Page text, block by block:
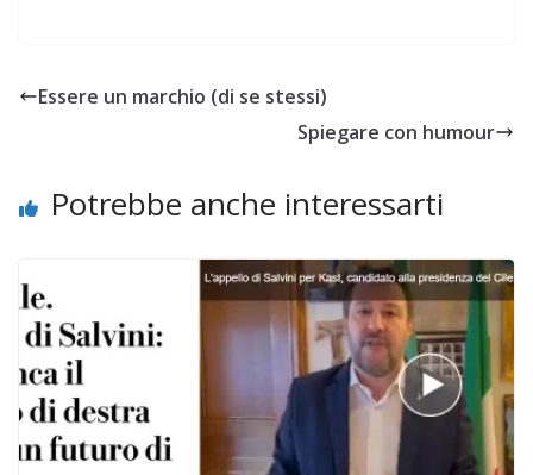
Essere un marchio (di se stessi)
Spiegare con humour
Potrebbe anche interessarti